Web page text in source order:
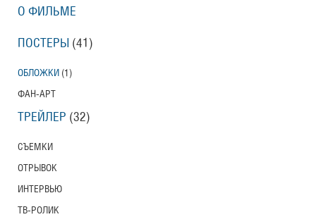
О ФИЛЬМЕ
ПОСТЕРЫ (41)
ОБЛОЖКИ (1)
ФАН-АРТ
ТРЕЙЛЕР (32)
СЪЕМКИ
ОТРЫВОК
ИНТЕРВЬЮ
ТВ-РОЛИК